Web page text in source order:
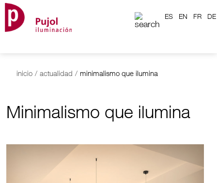
ES EN FR DE
inicio / actualidad / minimalismo que ilumina
Minimalismo que ilumina